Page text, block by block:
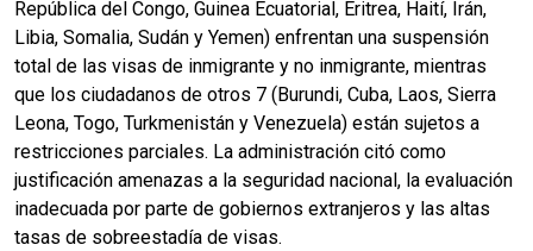
República del Congo, Guinea Ecuatorial, Eritrea, Haití, Irán,
Libia, Somalia, Sudán y Yemen) enfrentan una suspensión
total de las visas de inmigrante y no inmigrante, mientras
que los ciudadanos de otros 7 (Burundi, Cuba, Laos, Sierra
Leona, Togo, Turkmenistán y Venezuela) están sujetos a
restricciones parciales. La administración citó como
justificación amenazas a la seguridad nacional, la evaluación
inadecuada por parte de gobiernos extranjeros y las altas
tasas de sobreestadía de visas.